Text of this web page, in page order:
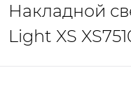
Накладной
Light XS